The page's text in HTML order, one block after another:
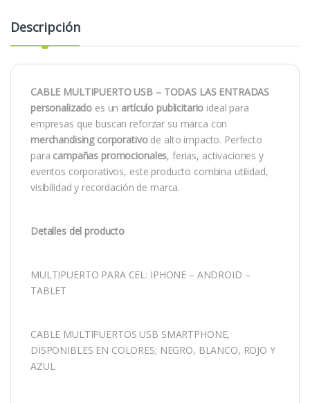
Descripción
CABLE MULTIPUERTO USB – TODAS LAS ENTRADAS
personalizado es un artículo publicitario ideal para
empresas que buscan reforzar su marca con
merchandising corporativode alto impacto. Perfecto
para campañas promocionales, ferias, activaciones y
eventos corporativos, este producto combina utilidad,
visibilidad y recordación de marca.
Detalles del producto
MULTIPUERTO PARA CEL: IPHONE – ANDROID –
TABLET
CABLE MULTIPUERTOS USB SMARTPHONE,
DISPONIBLES EN COLORES; NEGRO, BLANCO, ROJO Y
AZUL